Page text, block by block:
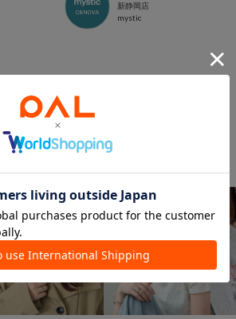
新静岡店
mystic
のアイテムを見た人は
なアイテムも見ています